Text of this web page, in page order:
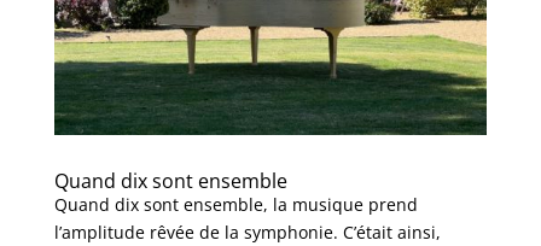
Quand dix sont ensemble
Quand dix sont ensemble, la musique prend
l’amplitude rêvée de la symphonie. C’était ainsi,